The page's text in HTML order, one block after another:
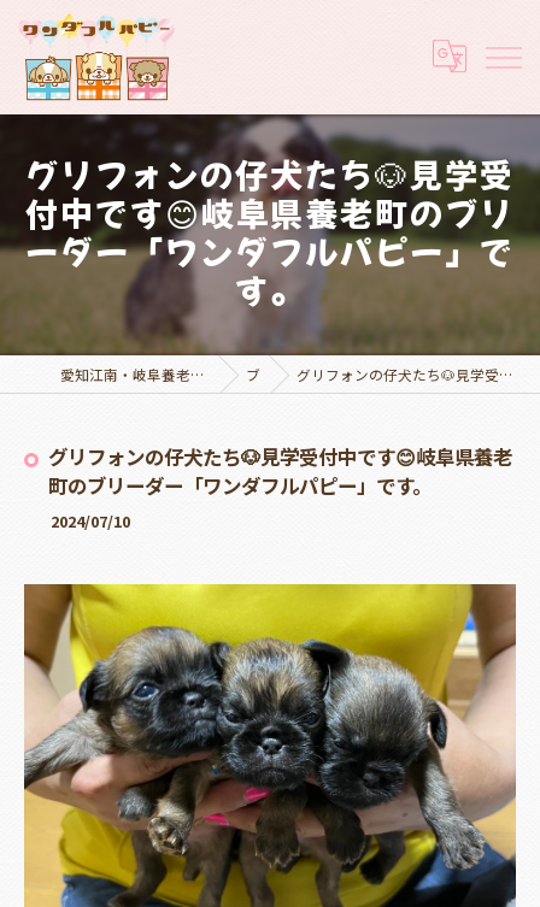
グリフォンの仔犬たち🐶見学受
付中です😊岐阜県養老町のブリ
ーダー「ワンダフルパピー」で
す。
愛知江南・岐阜養老でブリーダーなら実績豊富なワンダフルパピー ブログ グリフォンの仔犬たち🐶見学受付中です😊岐阜県養老町のブリーダー「ワンダフルパピー」です。
グリフォンの仔犬たち🐶見学受付中です😊岐阜県養老
町のブリーダー「ワンダフルパピー」です。
2024/07/10